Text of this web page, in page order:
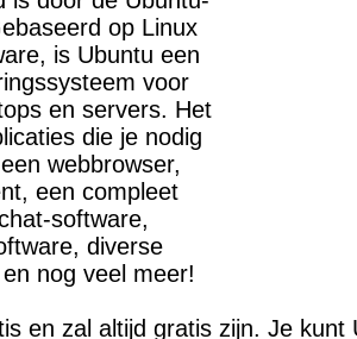
op Linux
is Ubuntu een
voor
en servers. Het
die je nodig
webbrowser,
een compleet
software,
diverse
nog veel meer!
en zal altijd gratis zijn. Je kunt